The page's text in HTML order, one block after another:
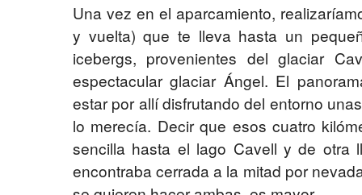
Una vez en el aparcamiento,
y vuelta) que te lleva hasta un
icebergs, provenientes del glaciar
espectacular glaciar Ángel. El
estar por allí disfrutando del entorno
lo merecía. Decir que esos cuatro
sencilla hasta el lago Cavell y de otra
encontraba cerrada a la mitad por